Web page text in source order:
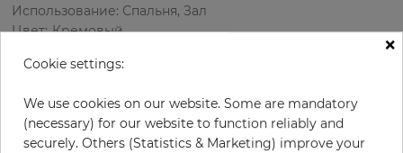
Использование: Спальня, Зал
Цвет: Кремовый
77,20 € за рулон
×
Cookie settings:
We use cookies on our website. Some are mandatory
(necessary) for our website to function reliably and
securely. Others (Statistics & Marketing) improve your